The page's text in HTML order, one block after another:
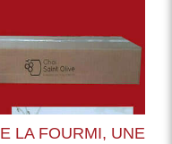
LA FOURMI, UNE